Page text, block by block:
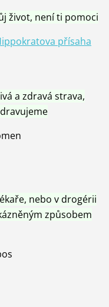
život, není ti pomoci
přísaha
a zdravá strava,
nebo v drogérii
způsobem